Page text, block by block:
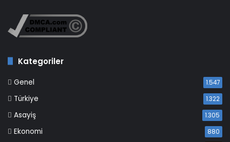
Kategoriler
Genel 1.547
Türkiye 1.322
Asayiş 1.305
Ekonomi 880